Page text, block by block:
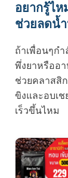
อยากรู้ไห
ช่วยลดน้
ถ้าเพื่อนๆก
พึ่งยาหรืออา
ช่วยคลาสสิ
ขิงและอบเ
เร็วขึ้นไหม